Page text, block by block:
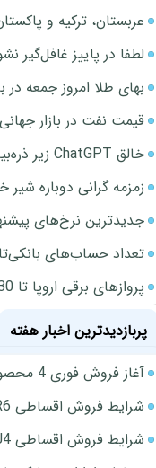
عربستان، ترکیه و
لطفا در پاییز غافل‌گیر
بهای طلا امروز جمعه در
قیمت نفت در بازار جهانی؛ برنت
خالق ChatGPT زیر ذره‌بین وزارت دادگستری آمریکا
زمزمه گرانی دوباره شیر
جدیدترین نرخ‌های پیشنهادی
تعداد حساب‌های
پروازهای برقی اروپا تا 2030 آغاز می‌شود
پربازدیدترین اخبار هفته
آغاز فروش فوری 4 محصول ایران خودرو در نمایندگی‌ها
شرایط فروش اقساطی KMC SR6 کرمان موتور اعلام شد
شرایط فروش اقساطی JAC J4 (مرداد 1405)